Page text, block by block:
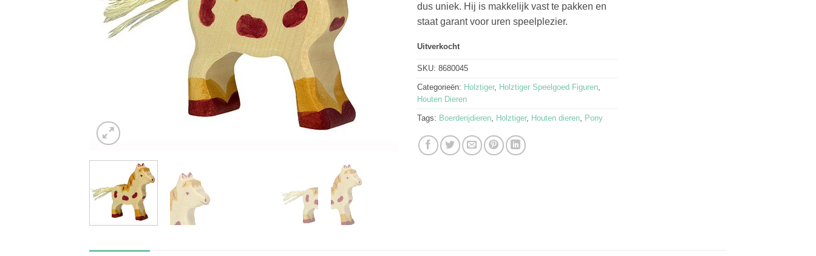
dus uniek. Hij is makkelijk vast te pakken en
staat garant voor uren speelplezier.
Uitverkocht
SKU: 8680045
Categorieën: Holztiger, Holztiger Speelgoed Figuren,
Houten Dieren
Tags: Boerderijdieren, Holztiger, Houten dieren, Pony